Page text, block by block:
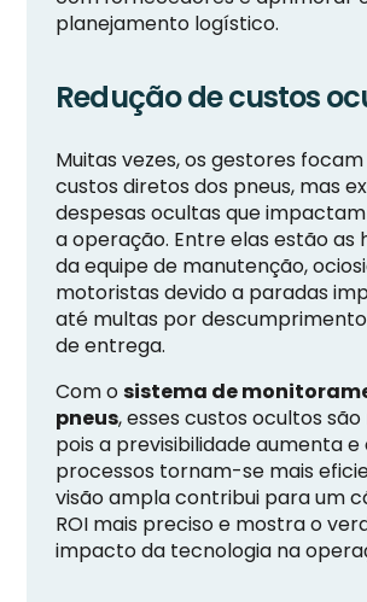
planejamento logístico.
Redução de custos
Muitas vezes, os gestores
custos diretos dos pneus, mas
despesas ocultas que
a operação. Entre elas estão as
da equipe de manutenção,
motoristas devido a paradas
até multas por
de entrega.
Com osistema de
pneus, esses custos ocultos são
pois a previsibilidade aumenta e
processos tornam-se mais
visão ampla contribui para um
ROI mais preciso e mostra o
impacto da tecnologia na